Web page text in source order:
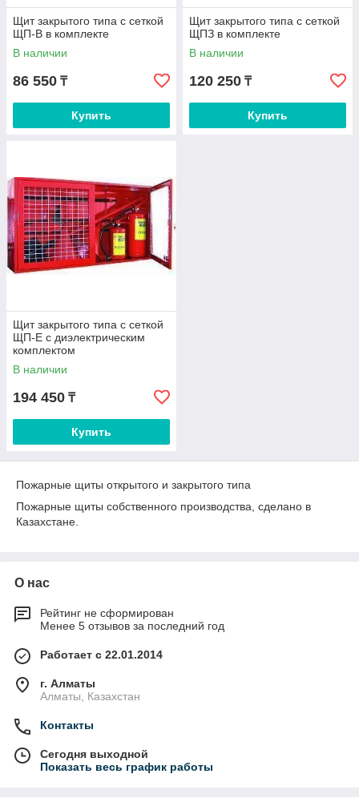
Щит закрытого типа с сеткой
ЩП-В в комплекте
В наличии
86 550 ₸
Купить
Щит закрытого типа с сеткой
ЩПЗ в комплекте
В наличии
120 250 ₸
Купить
Щит закрытого типа с сеткой
ЩП-Е с диэлектрическим
комплектом
В наличии
194 450 ₸
Купить
Пожарные щиты открытого и закрытого типа
Пожарные щиты собственного производства, сделано в
Казахстане.
О нас
Рейтинг не сформирован
Менее 5 отзывов за последний год
Работает с 22.01.2014
г. Алматы
Алматы, Казахстан
Контакты
Сегодня выходной
Показать весь график работы